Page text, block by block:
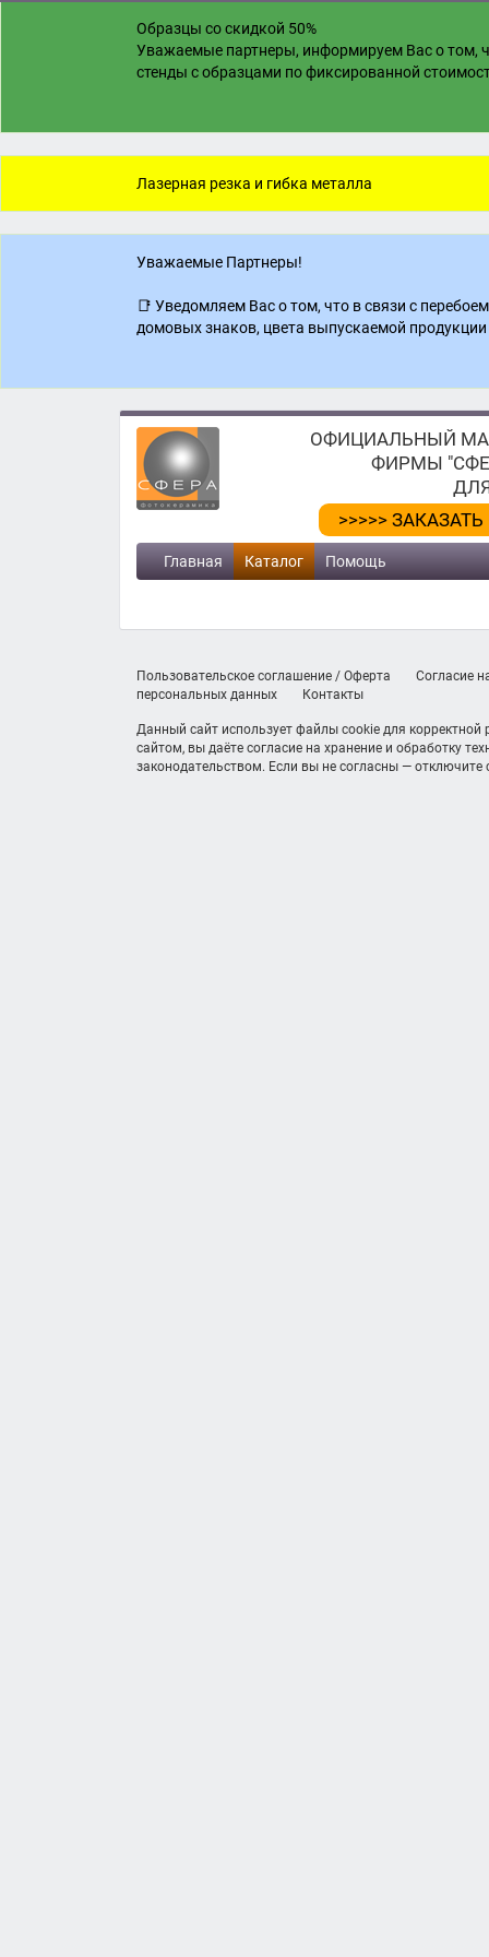
Образцы со скидкой 50%
Уважаемые партнеры, информируем Вас о том,
стенды с образцами по фиксированной
Лазерная резка и гибка металла
Уважаемые Партнеры!
📑 Уведомляем Вас о том, что в связи с
домовых знаков, цвета выпускаемой
ОФИЦИАЛЬНЫЙ
ФИРМЫ
>>>>>
Главная Каталог Помощь
Пользовательское соглашение / Оферта
Согласие
персональных данных
Контакты
Данный сайт использует файлы cookie для
сайтом, вы даёте согласие на хранение и обработку
законодательством. Если вы не согласны — отключите